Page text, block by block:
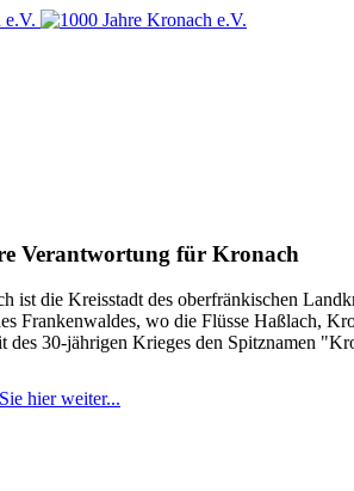
Verantwortung für Kronach
ist die Kreisstadt des oberfränkischen
Frankenwaldes, wo die Flüsse Haßlach,
des 30-jährigen Krieges den Spitznamen
hier weiter...